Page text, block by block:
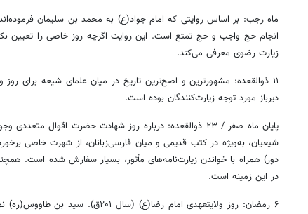
ماه رجب: بر اساس روایتی که امام جواد(ع) به محمد بن سلیمان
انجام حج واجب و حج تمتع است. این روایت اگرچه روز خاصی را تعیین
زیارت رضوی معرفی می‌کند.
دیرباز مورد توجه زیارت‌کنندگان بوده است.
شیعیان، به‌ویژه در کتب قدیمی و میان فارسی‌زبانان، از شهرت خاصی
دور) همراه با خواندن زیارت‌نامه‌های مأثور، بسیار سفارش شده است.
در این زمینه است.
۶ رمضان: روز ولایتعهدی امام رضا(ع)